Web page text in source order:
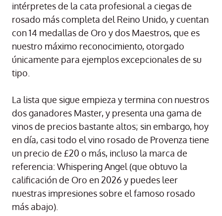
intérpretes de la cata profesional a ciegas de
rosado más completa del Reino Unido, y cuentan
con 14 medallas de Oro y dos Maestros, que es
nuestro máximo reconocimiento, otorgado
únicamente para ejemplos excepcionales de su
tipo.
La lista que sigue empieza y termina con nuestros
dos ganadores Master, y presenta una gama de
vinos de precios bastante altos; sin embargo, hoy
en día, casi todo el vino rosado de Provenza tiene
un precio de £20 o más, incluso la marca de
referencia: Whispering Angel (que obtuvo la
calificación de Oro en 2026 y puedes leer
nuestras impresiones sobre el famoso rosado
más abajo).